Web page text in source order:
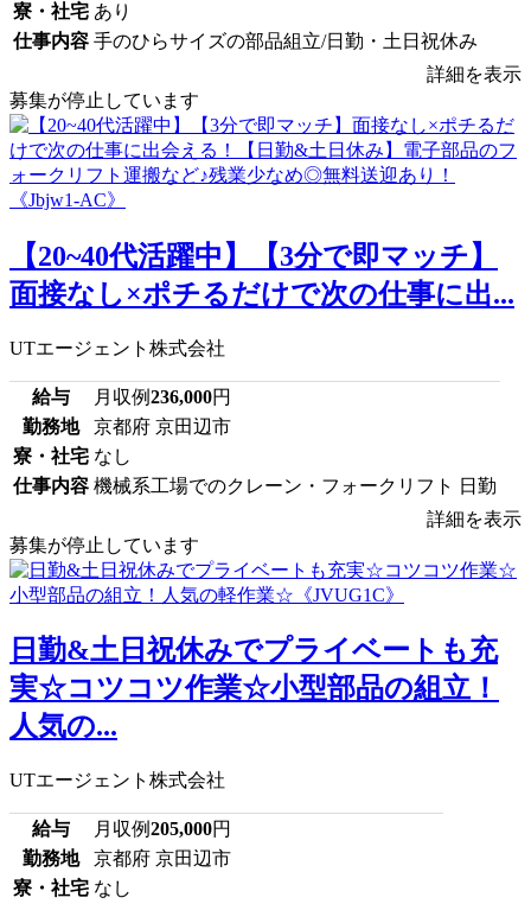
寮・社宅 あり
仕事内容 手のひらサイズの部品組立/日勤・土日祝休み
詳細を表示
募集が停止しています
【20~40代活躍中】【3分で即マッチ】
面接なし×ポチるだけで次の仕事に出...
UTエージェント株式会社
給与 月収例236,000円
勤務地
京都府 京田辺市
寮・社宅 なし
仕事内容 機械系工場でのクレーン・フォークリフト 日勤
詳細を表示
募集が停止しています
日勤&土日祝休みでプライベートも充
実☆コツコツ作業☆小型部品の組立！
人気の...
UTエージェント株式会社
給与 月収例205,000円
勤務地
京都府 京田辺市
寮・社宅 なし